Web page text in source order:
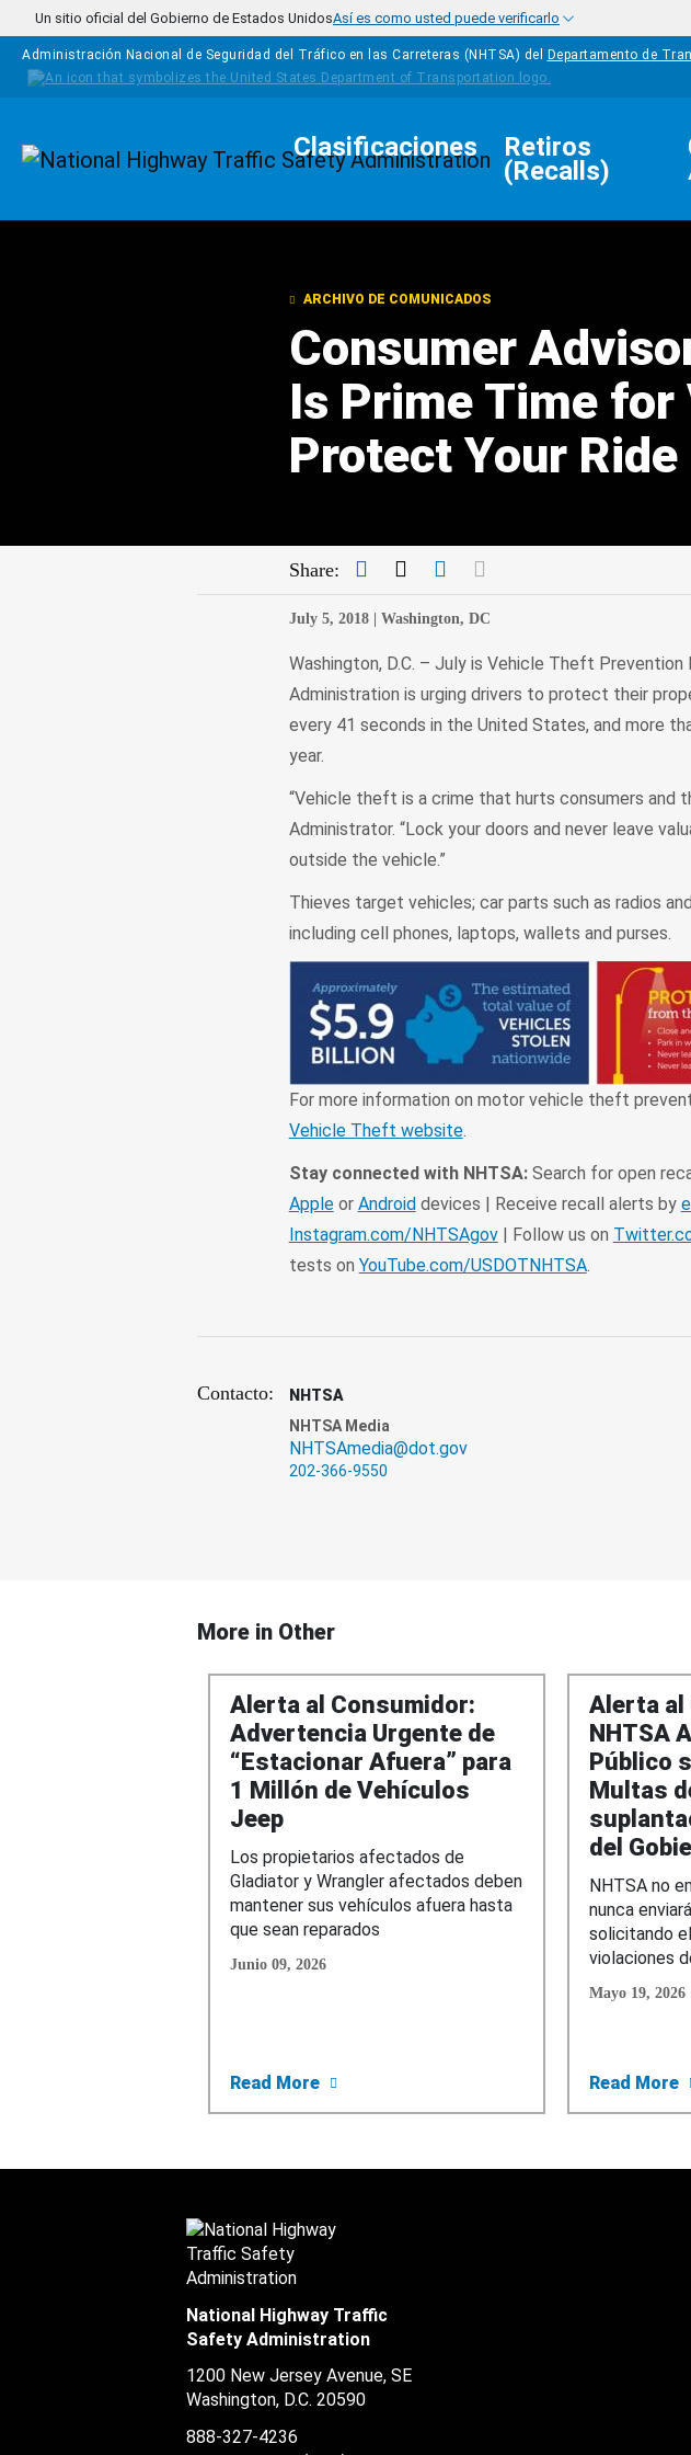
Pasar al contenido principal
Un sitio oficial del Gobierno de Estados UnidosAsí es como usted puede verificarlo
Administración Nacional de Seguridad del Tráfico en las Carreteras (NHTSA) del
Departamento de
Homepage
Clasificaciones Retiros
(Recalls)
ARCHIVO DE COMUNICADOS
Consumer
Is Prime Time
Protect Your Ride
Share: Facebook
TwitterLinkedIn
July 5, 2018 | Washington, DC
Washington, D.C. – July is Vehicle Theft
Administration is urging drivers to protect their
every 41 seconds in the United States, and more
year.
“Vehicle theft is a crime that hurts consumers and
Administrator. “Lock your doors and never leave
outside the vehicle.”
Thieves target vehicles; car parts such as radios
including cell phones, laptops, wallets and purses.
For more information on motor vehicle theft
Vehicle Theft website.
Stay connected with NHTSA:Search for open
Appleor Androiddevices | Receive recall alerts by
Instagram.com/NHTSAgov| Follow us on
tests on YouTube.com/USDOTNHTSA.
Contacto:
NHTSA
NHTSA Media
NHTSAmedia@dot.gov
202-366-9550
More in Other
Alerta al Consumidor:
Advertencia Urgente de
“Estacionar Afuera” para
1 Millón de Vehículos
Jeep
Los propietarios afectados de
Gladiator y Wrangler afectados deben
mantener sus vehículos afuera hasta
que sean reparados
Junio 09, 2026
Read More about Alerta al Consumidor: Advertencia
Alerta al
NHTSA
Público
Multas
del
NHTSA no
nunca
solicitando
violaciones
Mayo 19, 2026
Read More
National Highway Traffic
Safety Administration
1200 New Jersey Avenue, SE
Washington, D.C. 20590
888-327-4236